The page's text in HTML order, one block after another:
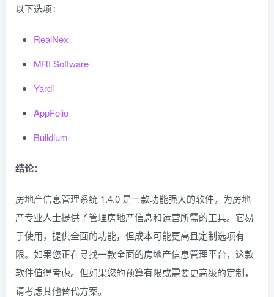
以下选项：
RealNex
MRI Software
Yardi
AppFolio
Buildium
结论：
房地产信息管理系统 1.4.0 是一款功能强大的软件，为房地
产专业人士提供了管理房地产信息和运营所需的工具。它易
于使用，提供全面的功能，但成本可能更高且定制选项有
限。如果您正在寻找一款全面的房地产信息管理平台，这款
软件值得考虑。但如果您的预算有限或需要更高级的定制，
请考虑其他替代方案。